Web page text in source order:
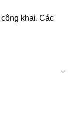
khai. Các